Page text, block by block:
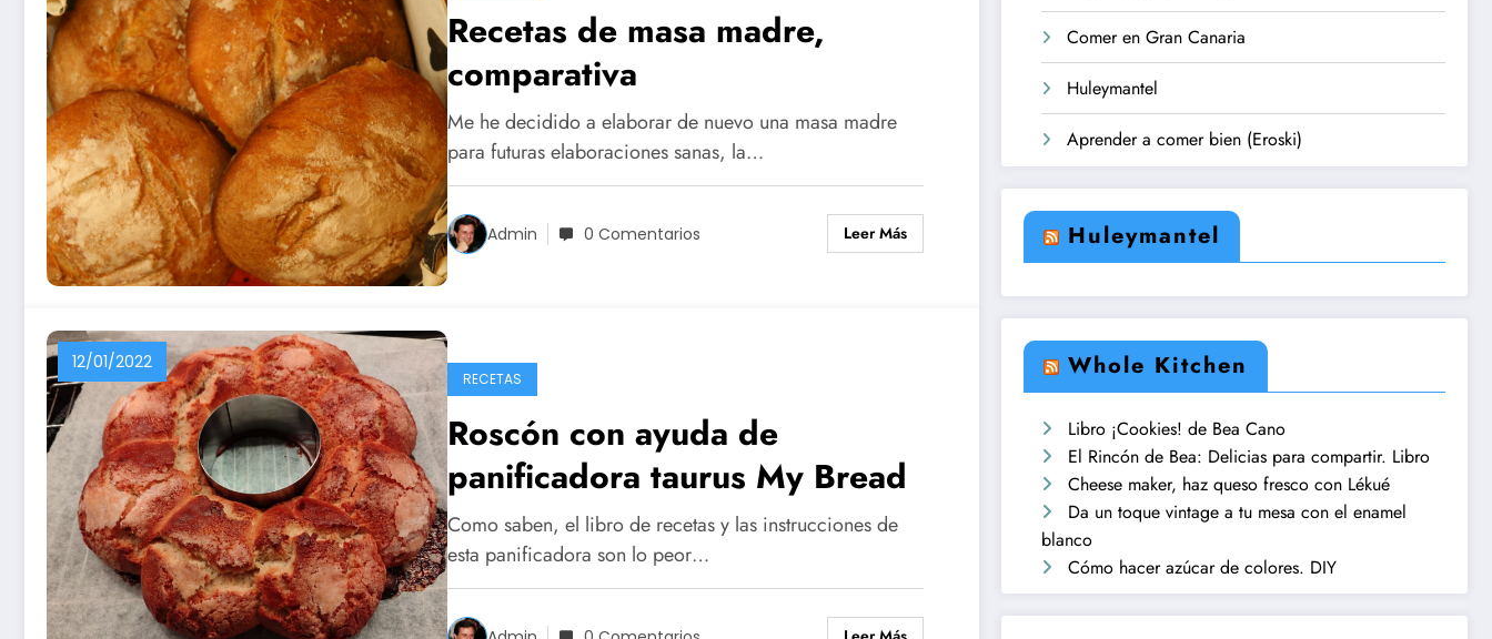
Recetas de masa madre,
comparativa
Me he decidido a elaborar de nuevo una masa madre
para futuras elaboraciones sanas, la…
Admin 0 Comentarios Leer Más
12/01/2022
RECETAS
Roscón con ayuda de
panificadora taurus My Bread
Como saben, el libro de recetas y las instrucciones de
esta panificadora son lo peor…
Comer en Gran Canaria
Huleymantel
Aprender a comer bien (Eroski)
Huleymantel
Whole Kitchen
Libro ¡Cookies! de Bea Cano
El Rincón de Bea: Delicias para compartir. Libro
Cheese maker, haz queso fresco con Lékué
Da un toque vintage a tu mesa con el enamel
blanco
Cómo hacer azúcar de colores. DIY